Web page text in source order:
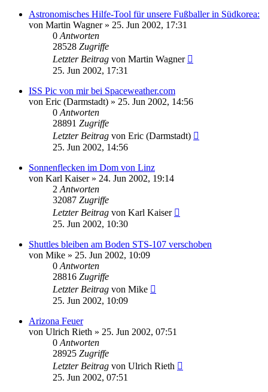
Astronomisches Hilfe-Tool für unsere Fußballer in Südkorea:
von Martin Wagner» 25. Jun 2002, 17:31
0 Antworten
28528 Zugriffe
Letzter Beitrag von Martin Wagner
25. Jun 2002, 17:31
ISS Pic von mir bei Spaceweather.com
von Eric (Darmstadt) » 25. Jun 2002, 14:56
0 Antworten
28891 Zugriffe
Letzter Beitrag von Eric (Darmstadt)
25. Jun 2002, 14:56
Sonnenflecken im Dom von Linz
von Karl Kaiser» 24. Jun 2002, 19:14
2 Antworten
32087 Zugriffe
Letzter Beitrag von Karl Kaiser
25. Jun 2002, 10:30
Shuttles bleiben am Boden STS-107 verschoben
von Mike » 25. Jun 2002, 10:09
0 Antworten
28816 Zugriffe
Letzter Beitrag von Mike
25. Jun 2002, 10:09
Arizona Feuer
von Ulrich Rieth » 25. Jun 2002, 07:51
0 Antworten
28925 Zugriffe
Letzter Beitrag von Ulrich Rieth
25. Jun 2002, 07:51